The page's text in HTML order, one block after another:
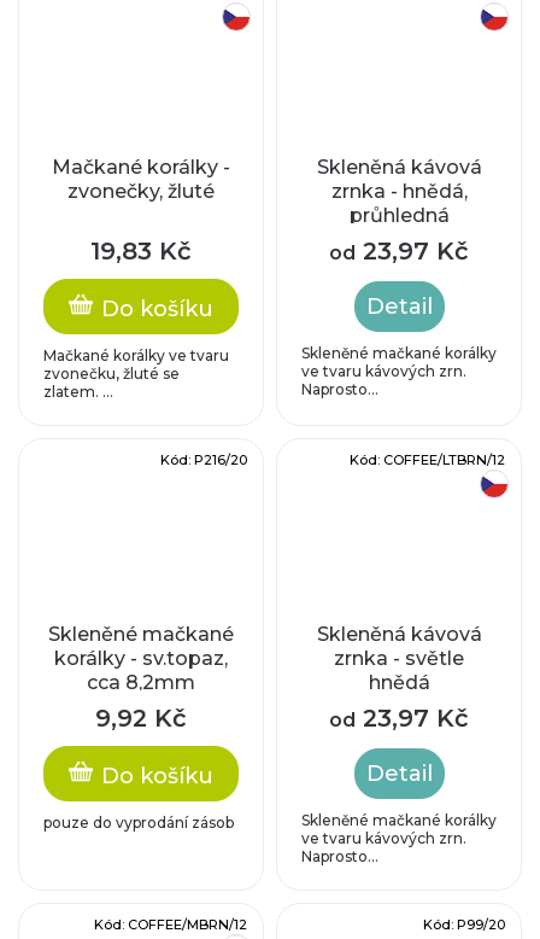
Mačkané korálky -
zvonečky, žluté
19,83 Kč
Do košíku
Mačkané korálky ve tvaru
zvonečku, žluté se
zlatem. ...
Skleněná kávová
zrnka - hnědá,
průhledná
od 23,97 Kč
Detail
Skleněné mačkané korálky
ve tvaru kávových zrn.
Naprosto...
Skleněné mačkané
korálky - sv.topaz,
cca 8,2mm
9,92 Kč
Do košíku
pouze do vyprodání zásob
Kód: P216/20
Skleněná kávová
zrnka - světle
hnědá
od 23,97 Kč
Detail
Skleněné mačkané korálky
ve tvaru kávových zrn.
Naprosto...
Kód: COFFEE/LTBRN/12
Kód: COFFEE/MBRN/12 Kód: P99/20